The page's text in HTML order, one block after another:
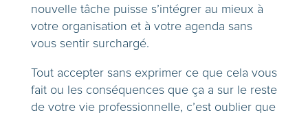
nouvelle tâche puisse s’intégrer au mieux à
votre organisation et à votre agenda sans
vous sentir surchargé.
Tout accepter sans exprimer ce que cela vous
fait ou les conséquences que ça a sur le reste
de votre vie professionnelle, c’est oublier que